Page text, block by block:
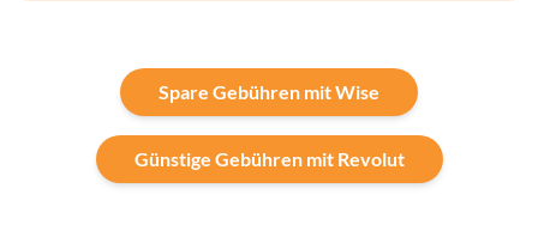
Spare Gebühren mit Wise
Günstige Gebühren mit Revolut